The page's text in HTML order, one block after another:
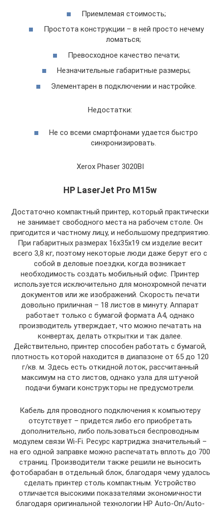
Приемлемая стоимость;
Простота конструкции – в ней просто нечему
ломаться;
Превосходное качество печати;
Незначительные габаритные размеры;
Элементарен в подключении и настройке.
Недостатки:
Не со всеми смартфонами удается быстро
синхронизировать.
Xerox Phaser 3020BI
HP LaserJet Pro M15w
Достаточно компактный принтер, который практически
не занимает свободного места на рабочем столе. Он
пригодится и частному лицу, и небольшому предприятию.
При габаритных размерах 16х35х19 см изделие весит
всего 3,8 кг, поэтому некоторые люди даже берут его с
собой в деловые поездки, когда возникает
необходимость создать мобильный офис. Принтер
используется исключительно для монохромной печати
документов или же изображений. Скорость печати
довольно приличная – 18 листов в минуту. Аппарат
работает только с бумагой формата А4, однако
производитель утверждает, что можно печатать на
конвертах, делать открытки и так далее.
Действительно, принтер способен работать с бумагой,
плотность которой находится в диапазоне от 65 до 120
г/кв. м. Здесь есть откидной лоток, рассчитанный
максимум на сто листов, однако узла для штучной
подачи бумаги конструкторы не предусмотрели.
Кабель для проводного подключения к компьютеру
отсутствует – придется либо его приобретать
дополнительно, либо пользоваться беспроводным
модулем связи Wi-Fi. Ресурс картриджа значительный –
на его одной заправке можно распечатать вплоть до 700
страниц. Производители также решили не выносить
фотобарабан в отдельный блок, благодаря чему удалось
сделать принтер столь компактным. Устройство
отличается высокими показателями экономичности
благодаря оригинальной технологии HP Auto-On/Auto-